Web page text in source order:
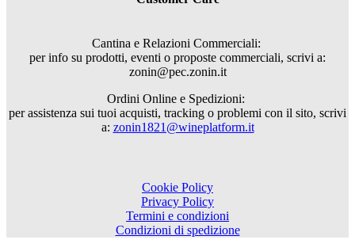
Cantina e Relazioni Commerciali:
per info su prodotti, eventi o proposte commerciali, scrivi a:
zonin@pec.zonin.it
Ordini Online e Spedizioni:
per assistenza sui tuoi acquisti, tracking o problemi con il sito, scrivi
a: zonin1821@wineplatform.it
Cookie Policy
Privacy Policy
Termini e condizioni
Condizioni di spedizione